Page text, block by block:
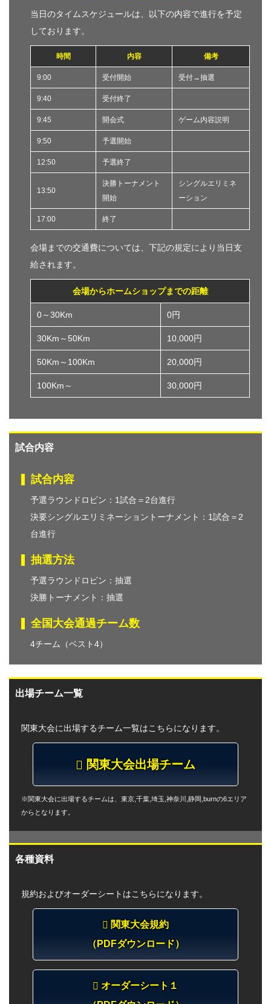
当日のタイムスケジュールは、以下の内容で進行を予定
しております。
時間 内容 備考
9:00 受付開始 受付→抽選
9:40 受付終了
9:45 開会式 ゲーム内容説明
9:50 予選開始
12:50 予選終了
13:50
決勝トーナメント
開始
シングルエリミネ
ーション
17:00 終了
会場までの交通費については、下記の規定により当日支
給されます。
会場からホームショップまでの距離
0～30Km 0円
30Km～50Km 10,000円
50Km～100Km 20,000円
100Km～ 30,000円
試合内容
試合内容
予選ラウンドロビン：1試合＝2台進行
決要シングルエリミネーショントーナメント：1試合＝2
台進行
抽選方法
予選ラウンドロビン：抽選
決勝トーナメント：抽選
全国大会通過チーム数
4チーム（ベスト4）
出場チーム一覧
関東大会に出場するチーム一覧はこちらになります。
関東大会出場チーム
※関東大会に出場するチームは、東京,千葉,埼玉,神奈川,静岡,burnの6エリア
からとなります。
各種資料
規約およびオーダーシートはこちらになります。
関東大会規約
（PDFダウンロード）
オーダーシート１